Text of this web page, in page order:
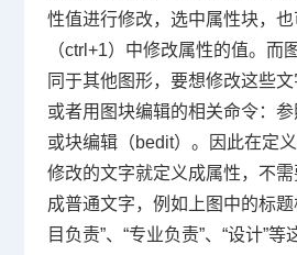
性值进行修改，选中属性块，
（ctrl+1）中修改属性的值。而
同于其他图形，要想修改这些
或者用图块编辑的相关命令：参
或块编辑（bedit）。因此在定
修改的文字就定义成属性，不
成普通文字，例如上图中的标
目负责”、“专业负责”、“设计”